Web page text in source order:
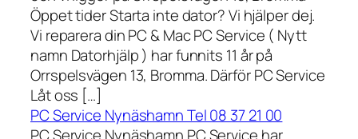
Öppet tider Starta inte dator? Vi hjälper dej.
Vi reparera din PC & Mac PC Service ( Nytt
namn Datorhjälp ) har funnits 11 år på
Orrspelsvägen 13, Bromma. Därför PC Service
Låt oss […]
PC Service Nynäshamn Tel 08 37 21 00